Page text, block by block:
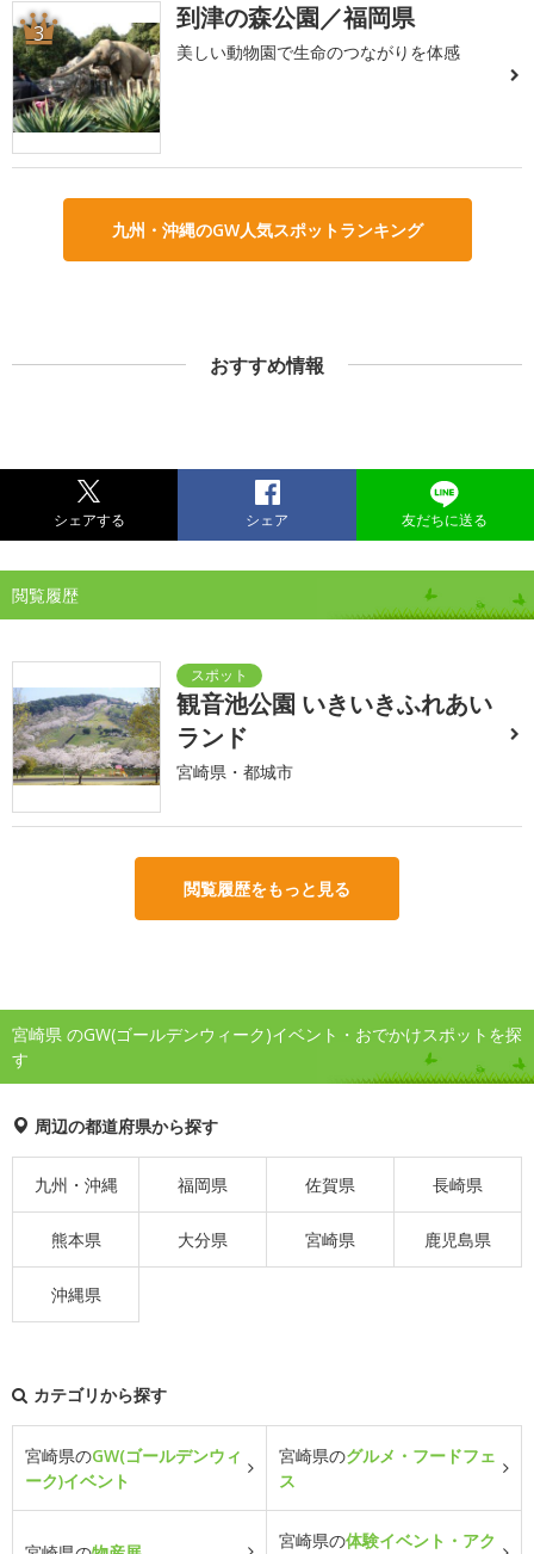
3 到津の森公園／福岡県
美しい動物園で生命のつながりを体感
九州・沖縄のGW人気スポットランキング
おすすめ情報
シェアする シェア 友だちに送る
閲覧履歴
観音池公園 いきいきふれあい
ランド
宮崎県・都城市
閲覧履歴をもっと見る
宮崎県 のGW(ゴールデンウィーク)イベント・おでかけスポットを探
す
周辺の都道府県から探す
九州・沖縄 福岡県 佐賀県 長崎県
熊本県 大分県 宮崎県 鹿児島県
沖縄県
カテゴリから探す
宮崎県のGW(ゴールデンウィ
ーク)イベント
宮崎県のグルメ・フードフェ
ス
宮崎県の体験イベント・アク